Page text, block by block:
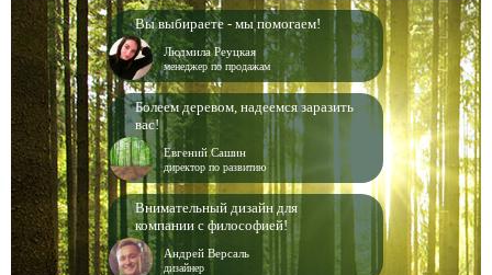
Вы выбираете - мы помогаем!
Людмила Реуцкая
менеджер по продажам
Болеем деревом, надеемся заразить
вас!
Евгений Сашин
директор по развитию
Внимательный дизайн для
компании с философией!
Андрей Версаль
дизайнер